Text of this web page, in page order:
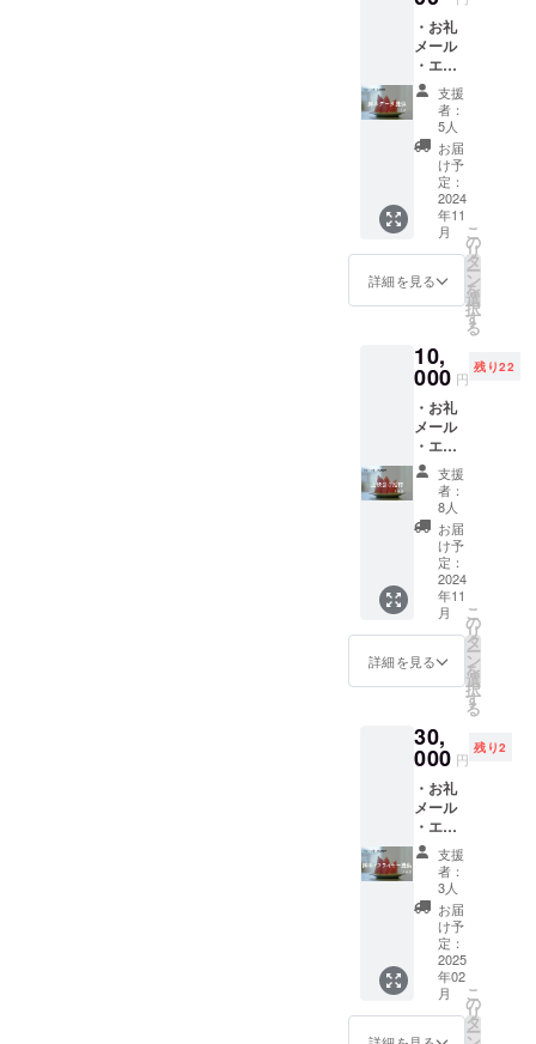
ゴ／バ
ナーの
掲載は
不可。
・支援
時、必
ず備考
欄に希
望され
るお名
前をご
記入く
ださ
い。
を込め
たメー
ルを送
らせて
いただ
きま
す。 エ
ンド
ロール
記名 ・
エンド
ロール
に支援
者様の
お名前
団体名
や企業
名も
可。 ・
文字の
み、ロ
ゴ／バ
ナーの
掲載は
不可。
・支援
時、必
ず備考
欄に希
望され
るお名
前をご
キャス
トオフ
ショッ
ト ・撮
影時の
オフ
ショッ
ト(デー
タ)を合
計5枚
メール
にて送
らせて
いただ
きま
・お礼
メール
・エン
ドロー
ル記名
・キャ
ストオ
ショッ
ト ・脚
本デー
タを提
供 【詳
細】 お
礼メー
ル ・監
田と脚
本の夜
終から
感謝の
気持ち
を込め
たメー
ルを送
らせて
いただ
きま
す。 エ
ンド
ロール
記名 ・
エンド
ロール
を掲載
しま
す。 ・
団体名
や企業
名も
可。 ・
文字の
み、ロ
ゴ／バ
ナーの
掲載は
不可。
・支援
時、必
ず備考
支援
者：
5人
お届
け予
定：
2024
年11
月
詳細を見る
こ
の
リ
タ
ー
ン
を
選
択
す
る
10,
000 円
残り22
・お礼
メール
・エン
ドロー
ル記名
・キャ
ストオ
ショッ
ト ・脚
本デー
タを提
供 ・上
映会に
ご招待
【詳
礼メー
ル ・監
督の永
田と脚
本の夜
終から
感謝の
気持ち
を込め
たメー
ルを送
らせて
いただ
きま
す。 エ
ンド
ロール
支援
者：
8人
お届
け予
定：
2024
年11
月
詳細を見る
こ
の
リ
タ
ー
ン
を
選
択
す
る
30,
000 円
残り2
・お礼
メール
・エン
ドロー
ル記名
・キャ
ストオ
ショッ
ト ・脚
本デー
タを提
供 ・上
映会に
支援
者：
3人
お届
け予
定：
2025
年02
月
こ
の
リ
タ
ー